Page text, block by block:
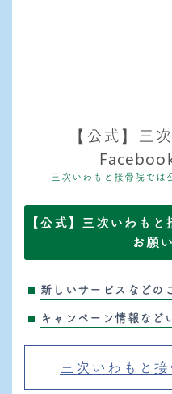
【公式】三
三次いわもと接骨院では
【公式】三次いわも
お願
新しいサービスなどの
キャンペーン情報など
三次いわもと